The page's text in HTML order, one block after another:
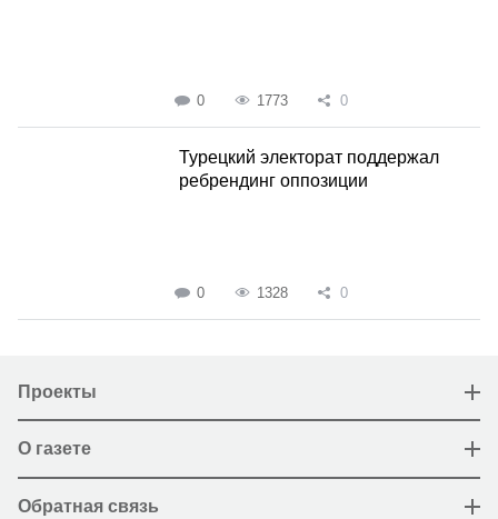
0 1773 0
Турецкий электорат поддержал
ребрендинг оппозиции
0 1328 0
Проекты
О газете
Обратная связь